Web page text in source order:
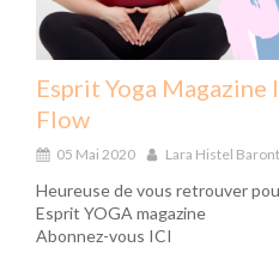
Esprit Yoga
Flow
05 Mai 2020 Lara Histel
Heureuse de vous retrouver
Esprit YOGA magazine
Abonnez-vous ICI